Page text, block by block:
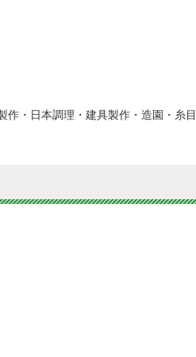
作・日本調理・建具製作・造園・糸目